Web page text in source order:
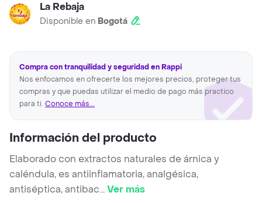
La Rebaja
Disponible en Bogotá
Compra con tranquilidad y seguridad en Rappi
Nos enfocamos en ofrecerte los mejores precios, proteger tus
compras y que puedas utilizar el medio de pago más practico
para ti. Conoce más...
Información del producto
Elaborado con extractos naturales de árnica y
caléndula, es antiinflamatoria, analgésica,
antiséptica, antibac...Ver más